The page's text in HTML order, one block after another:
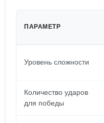
ПАРАМЕТР
Уровень сложности
Количество ударов
для победы